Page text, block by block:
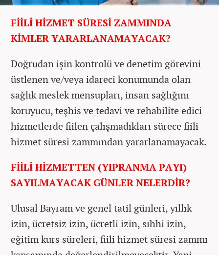
FİİLİ HİZMET SÜRESİ ZAMMINDA
KİMLER YARARLANAMAYACAK?
Doğrudan işin kontrolü ve denetim görevini
üstlenen ve/veya idareci konumunda olan
sağlık meslek mensupları, insan sağlığını
koruyucu, teşhis ve tedavi ve rehabilite edici
hizmetlerde fiilen çalışmadıkları sürece fiili
hizmet süresi zammından yararlanamayacak.
FİİLİ HİZMETTEN (YIPRANMA PAYI)
SAYILMAYACAK GÜNLER NELERDİR?
Ulusal Bayram ve genel tatil günleri, yıllık
izin, ücretsiz izin, ücretli izin, sıhhi izin,
eğitim kurs süreleri, fiili hizmet süresi zammı